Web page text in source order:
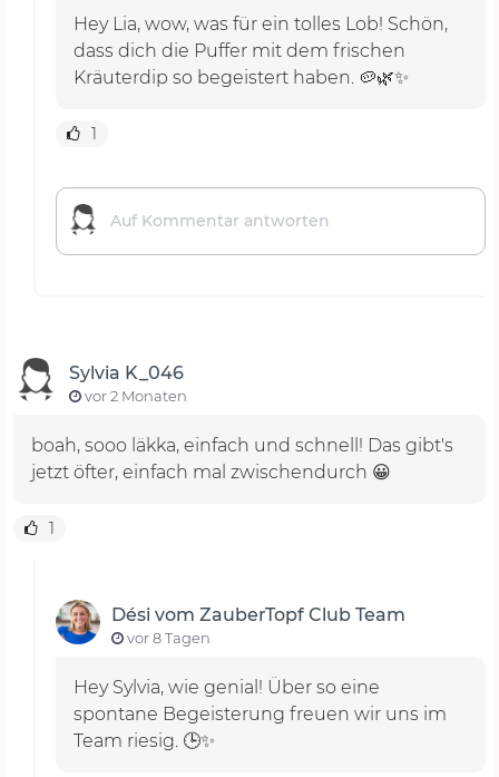
Hey Lia, wow, was für ein tolles Lob! Schön,
dass dich die Puffer mit dem frischen
Kräuterdip so begeistert haben. 🥔🌿✨
1
Sylvia K_046
vor 2 Monaten
boah, sooo läkka, einfach und schnell! Das gibt's
jetzt öfter, einfach mal zwischendurch 😀
1
Dési vom ZauberTopf Club Team
vor 8 Tagen
Hey Sylvia, wie genial! Über so eine
spontane Begeisterung freuen wir uns im
Team riesig. 🕒✨